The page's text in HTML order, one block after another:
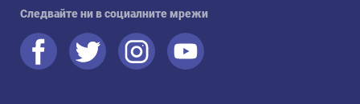
Следвайте ни в социалните мрежи